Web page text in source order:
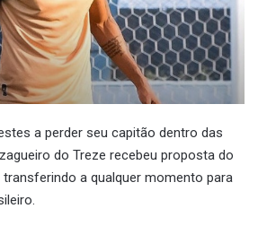
a perder seu capitão dentro das
do Treze recebeu proposta do
a qualquer momento para